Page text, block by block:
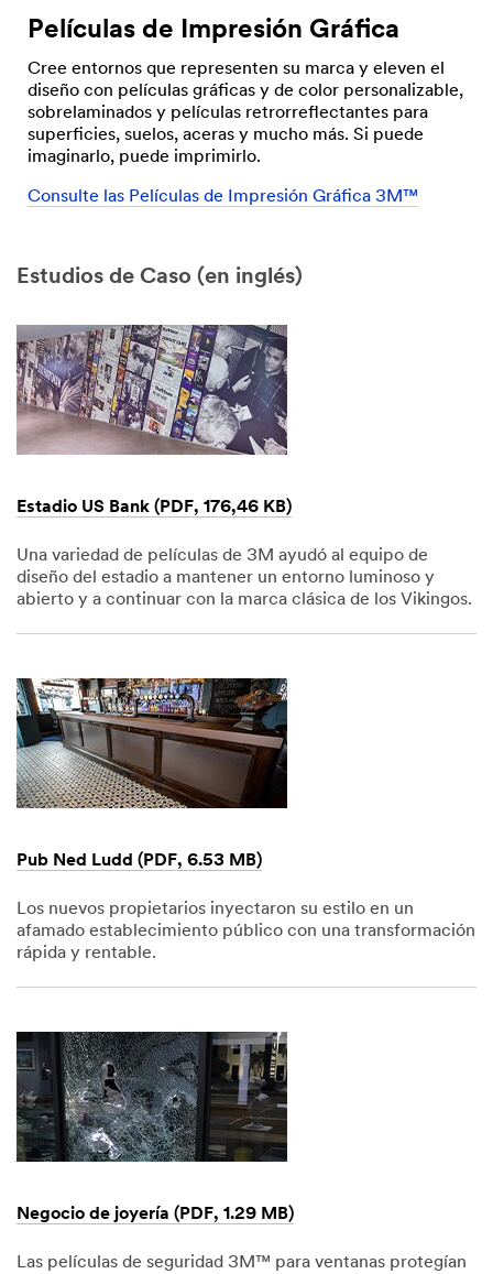
Películas de Impresión Gráfica
Cree entornos que representen su marca y eleven el
diseño con películas gráficas y de color personalizable,
sobrelaminados y películas retrorreflectantes para
superficies, suelos, aceras y mucho más. Si puede
imaginarlo, puede imprimirlo.
Consulte las Películas de Impresión Gráfica 3M™
Estudios de Caso (en inglés)
Estadio US Bank (PDF, 176,46 KB)
Una variedad de películas de 3M ayudó al equipo de
diseño del estadio a mantener un entorno luminoso y
abierto y a continuar con la marca clásica de los Vikingos.
1,
Pub Ned Ludd (PDF, 6.53 MB)
Los nuevos propietarios inyectaron su estilo en un
afamado establecimiento público con una transformación
rápida y rentable.
1,
Negocio de joyería (PDF, 1.29 MB)
Las películas de seguridad 3M™ para ventanas protegían